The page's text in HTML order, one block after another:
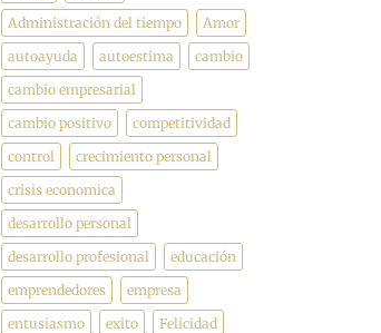
Administración del tiempo
Amor
autoayuda
autoestima
cambio
cambio empresarial
cambio positivo
competitividad
control
crecimiento personal
crisis economica
desarrollo personal
desarrollo profesional
educación
emprendedores
empresa
entusiasmo
exito
Felicidad